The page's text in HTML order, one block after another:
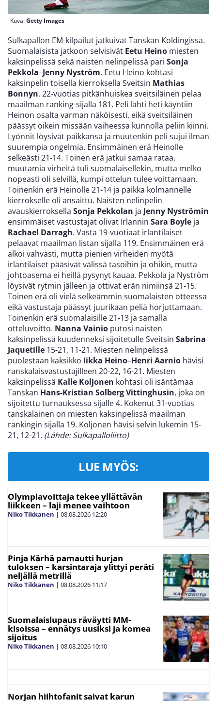
Kuva:Getty Images
Sulkapallon EM-kilpailut jatkuivat Tanskan Koldingissa.
Suomalaisista jatkoon selvisivät Eetu Heino miesten
kaksinpelissä sekä naisten nelinpelissä pari Sonja
Pekkola–Jenny Nyström. Eetu Heino kohtasi
kaksinpelin toisella kierroksella Sveitsin Mathias
Bonnyn. 22-vuotias pitkänhuiskea sveitsiläinen pelaa
maailman ranking-sijalla 181. Peli lähti heti käyntiin
Heinon osalta varman näköisesti, eikä sveitsiläinen
päässyt oikein missään vaiheessa kunnolla peliin kiinni.
Lyönnit löysivät paikkansa ja muutenkin peli sujui ilman
suurempia ongelmia. Ensimmäinen erä Heinolle
selkeästi 21-14. Toinen erä jatkui samaa rataa,
muutamia virheitä tuli suomalaisellekin, mutta melko
nopeasti oli selvillä, kumpi ottelun tulee voittamaan.
Toinenkin erä Heinolle 21-14 ja paikka kolmannelle
kierrokselle oli ansaittu. Naisten nelinpelin
avauskierroksella Sonja Pekkolan ja Jenny Nyströmin
ensimmäiset vastustajat olivat Irlannin Sara Boyle ja
Rachael Darragh. Vasta 19-vuotiaat irlantilaiset
pelaavat maailman listan sijalla 119. Ensimmäinen erä
alkoi vahvasti, mutta pienien virheiden myötä
irlantilaiset pääsivät välissä tasoihin ja ohikin, mutta
johtoasema ei heillä pysynyt kauaa. Pekkola ja Nyström
löysivät rytmin jälleen ja ottivat erän nimiinsä 21-15.
Toinen erä oli vielä selkeämmin suomalaisten otteessa
eikä vastustaja päässyt juurikaan peliä horjuttamaan.
Toinenkin erä suomalaisille 21-13 ja samalla
otteluvoitto. Nanna Vainio putosi naisten
kaksinpelissä kuudenneksi sijoitetulle Sveitsin Sabrina
Jaquetille 15-21, 11-21. Miesten nelinpelissä
puolestaan kaksikko Iikka Heino–Henri Aarnio hävisi
ranskalaisvastustajilleen 20-22, 16-21. Miesten
kaksinpelissä Kalle Koljonen kohtasi oli isäntämaa
Tanskan Hans-Kristian Solberg Vittinghusin, joka on
sijoitettu turnauksessa sijalle 4. Kokenut 31-vuotias
tanskalainen on miesten kaksinpelissä maailman
rankingin sijalla 19. Koljonen hävisi selvin lukemin 15-
21, 12-21. (Lähde: Sulkapalloliitto)
LUE MYÖS:
Olympiavoittaja tekee yllättävän
liikkeen – laji menee vaihtoon
Niko Tikkanen | 08.08.2026 12:20
Pinja Kärhä pamautti hurjan
tuloksen – karsintaraja ylittyi peräti
neljällä metrillä
Niko Tikkanen | 08.08.2026 11:17
Suomalaislupaus räväytti MM-
kisoissa – ennätys uusiksi ja komea
sijoitus
Niko Tikkanen | 08.08.2026 10:10
Norjan hiihtofanit saivat karun